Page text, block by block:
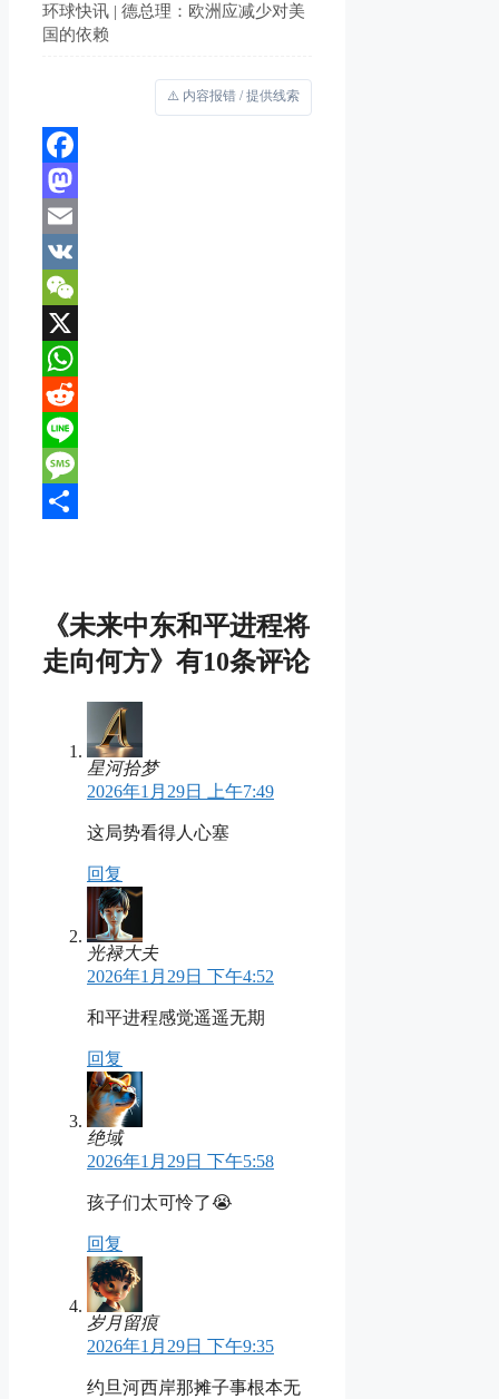
环球快讯 | 德总理：欧洲应减少对美
国的依赖
⚠️ 内容报错 / 提供线索
Facebook
Mastodon
Email
VK
WeChat
X
WhatsApp
Reddit
Line
Message
《未来中东和平进程将
走向何方》有10条评论
星河拾梦
2026年1月29日 上午7:49
这局势看得人心塞
回复
光禄大夫
2026年1月29日 下午4:52
和平进程感觉遥遥无期
回复
绝域
2026年1月29日 下午5:58
孩子们太可怜了😭
回复
岁月留痕
2026年1月29日 下午9:35
约旦河西岸那摊子事根本无